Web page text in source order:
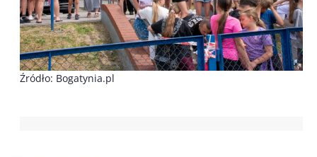
Źródło: Bogatynia.pl